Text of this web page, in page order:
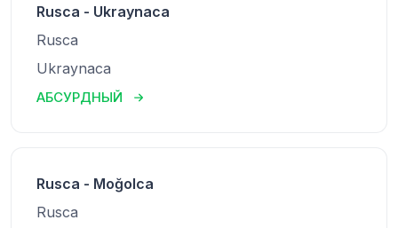
Rusca - Ukraynaca
Rusca
Ukraynaca
АБСУРДНЫЙ
Rusca - Moğolca
Rusca